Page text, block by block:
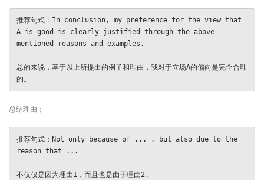
推荐句式：In conclusion, my preference for the view that
A is good is clearly justified through the above-
mentioned reasons and examples.
总的来说，基于以上所提出的例子和理由，我对于立场A的偏向是完全合理
总结理由；
推荐句式：Not only because of ... , but also due to the
reason that ...